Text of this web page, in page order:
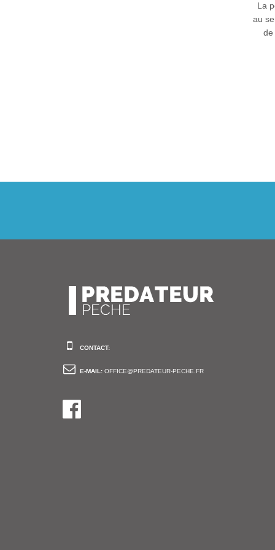
La
au
de
CONTACT:
E-MAIL: OFFICE@PREDATEUR-PECHE.FR